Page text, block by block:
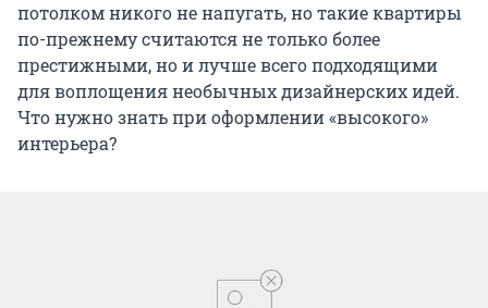
потолком никого не напугать, но такие квартиры
по-прежнему считаются не только более
престижными, но и лучше всего подходящими
для воплощения необычных дизайнерских идей.
Что нужно знать при оформлении «высокого»
интерьера?